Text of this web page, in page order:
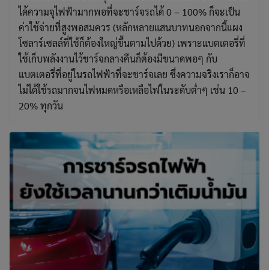
ได้ความจุไฟฟ้ามากพอที่จะชาร์จรถได้ 0 – 100% ก็จะเป็น
ค่าใช้จ่ายที่สูงพอสมควร (หลักหลายแสนบาทนอกจากนี้แผง
โซลาร์เซลล์ที่ใช้ก็ต้องใหญ่ขึ้นตามไปด้วย) เพราะแบตเตอรี่ที่
ใช้เก็บพลังงานไว้ชาร์จกลางคืนก็ต้องมีขนาดพอๆ กับ
แบตเตอรี่ที่อยู่ในรถไฟฟ้าที่จะชาร์จเลย ซึ่งความจริงเราก็อาจ
ไม่ได้ใช้รถมากจนไฟหมดหรือเหลือไฟในระดับต่ำๆ เช่น 10 –
20% ทุกวัน